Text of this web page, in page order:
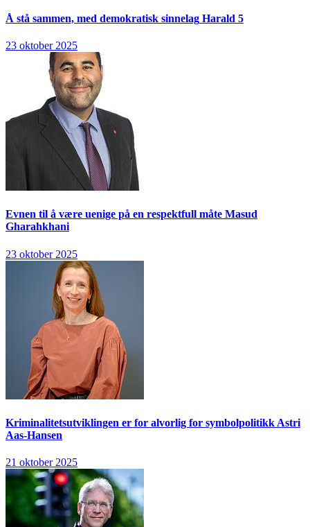
Å stå sammen, med demokratisk sinnelag Harald 5
23 oktober 2025
Evnen til å være uenige på en respektfull måte Masud
Gharahkhani
23 oktober 2025
Kriminalitetsutviklingen er for alvorlig for symbolpolitikk Astri
Aas-Hansen
21 oktober 2025